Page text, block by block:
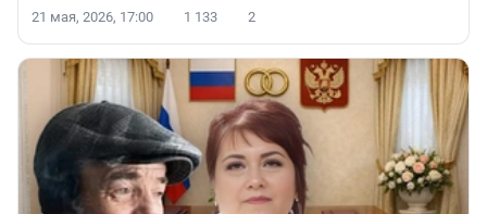
21 мая, 2026, 17:00 1 133 2